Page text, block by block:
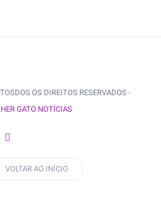
OS DIREITOS RESERVADOS -
GATO NOTÍCIAS
VOLTAR AO INÍCIO